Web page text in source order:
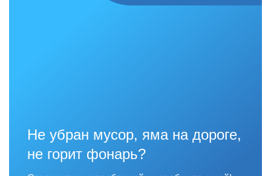
Не убран мусор, яма на дороге,
не горит фонарь?